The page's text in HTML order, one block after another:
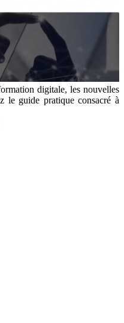
digitale, les nouvelles
le guide pratique consacré à